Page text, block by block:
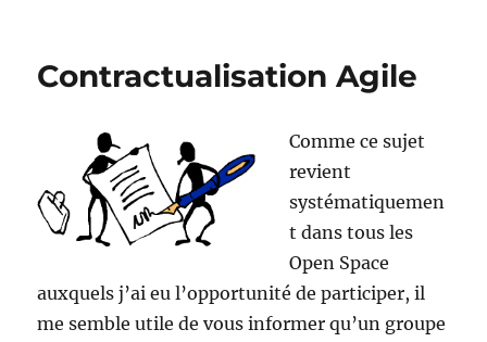
Contractualisation Agile
Comme ce sujet
revient
systématiquemen
t dans tous les
Open Space
auxquels j’ai eu l’opportunité de participer, il
me semble utile de vous informer qu’un groupe